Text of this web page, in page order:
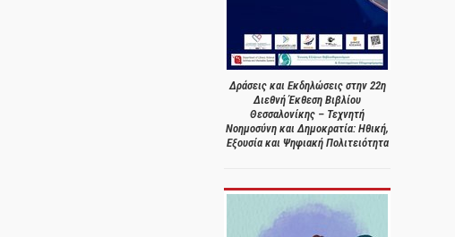
Δράσεις και Εκδηλώσεις στην 22η
Διεθνή Έκθεση Βιβλίου
Θεσσαλονίκης – Τεχνητή
Νοημοσύνη και Δημοκρατία: Ηθική,
Εξουσία και Ψηφιακή Πολιτειότητα